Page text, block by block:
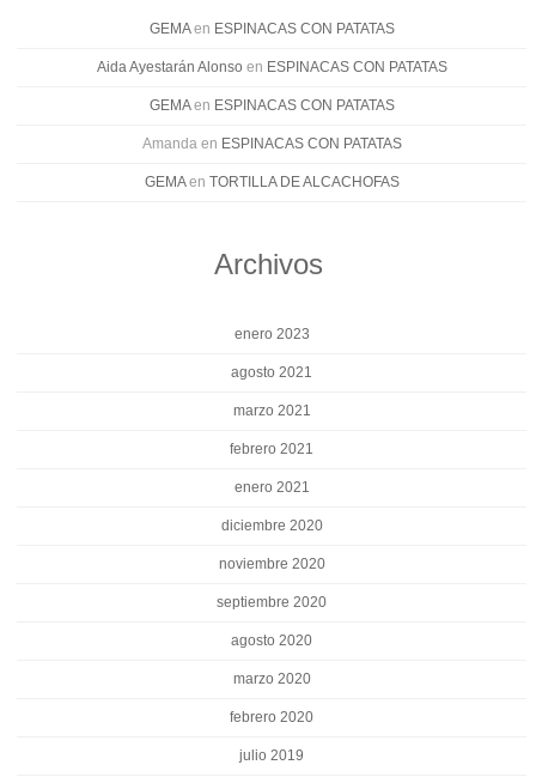
GEMAen ESPINACAS CON PATATAS
Aida Ayestarán Alonso en ESPINACAS CON PATATAS
GEMAen ESPINACAS CON PATATAS
Amanda en ESPINACAS CON PATATAS
GEMAen TORTILLA DE ALCACHOFAS
Archivos
enero 2023
agosto 2021
marzo 2021
febrero 2021
enero 2021
diciembre 2020
noviembre 2020
septiembre 2020
agosto 2020
marzo 2020
febrero 2020
julio 2019